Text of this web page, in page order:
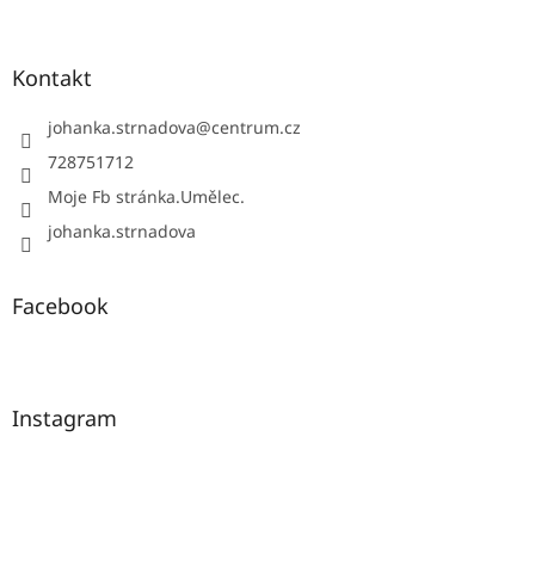
Kontakt
johanka.strnadova@centrum.cz
728751712
Moje Fb stránka.Umělec.
johanka.strnadova
Facebook
Instagram